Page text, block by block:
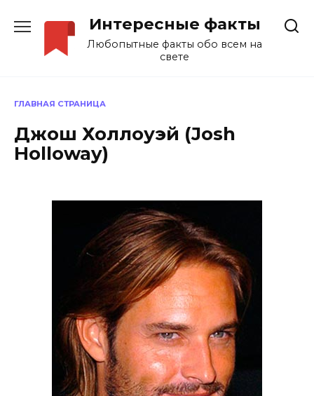
содержанию
Интересные факты
Любопытные факты обо всем на
свете
ГЛАВНАЯ СТРАНИЦА
Джош Холлоуэй (Josh
Holloway)